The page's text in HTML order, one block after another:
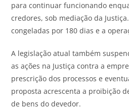
para continuar funcionando
credores, sob mediação da
congeladas por 180 dias e a
A legislação atual também
as ações na Justiça contra a
prescrição dos processos e
proposta acrescenta a proibição
de bens do devedor.